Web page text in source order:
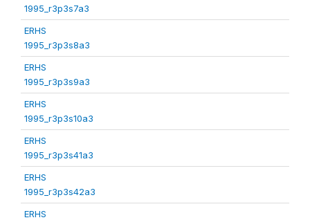
1995_r3p3s7a3
ERHS
1995_r3p3s8a3
ERHS
1995_r3p3s9a3
ERHS
1995_r3p3s10a3
ERHS
1995_r3p3s41a3
ERHS
1995_r3p3s42a3
ERHS